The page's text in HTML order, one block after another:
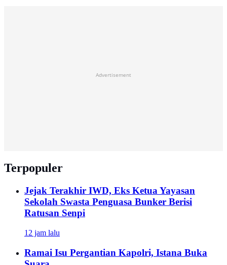
Advertisement
Terpopuler
Jejak Terakhir IWD, Eks Ketua Yayasan
Sekolah Swasta Penguasa Bunker Berisi
Ratusan Senpi
12 jam lalu
Ramai Isu Pergantian Kapolri, Istana Buka